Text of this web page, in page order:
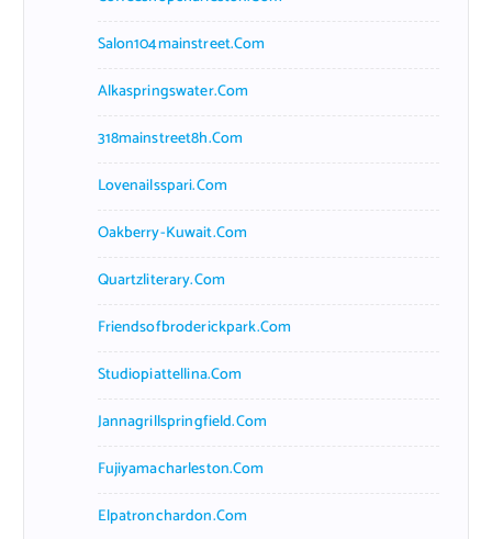
Salon104mainstreet.com
Alkaspringswater.com
318mainstreet8h.com
Lovenailsspari.com
Oakberry-Kuwait.com
Quartzliterary.com
Friendsofbroderickpark.com
Studiopiattellina.com
Jannagrillspringfield.com
Fujiyamacharleston.com
Elpatronchardon.com